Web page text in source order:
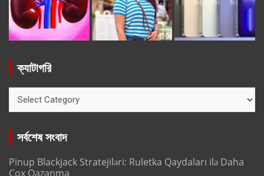
ক্যাটাগরি
সর্বশেষ সংবাদ
Pinup Blackjack Stratejiləri: Ruletka Qaydaları ilə Daha
Çox Qazanma